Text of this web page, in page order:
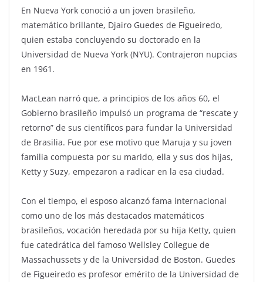
En Nueva York conoció a un joven brasileño,
matemático brillante, Djairo Guedes de Figueiredo,
quien estaba concluyendo su doctorado en la
Universidad de Nueva York (NYU). Contrajeron nupcias
en 1961.
MacLean narró que, a principios de los años 60, el
Gobierno brasileño impulsó un programa de “rescate y
retorno” de sus científicos para fundar la Universidad
de Brasilia. Fue por ese motivo que Maruja y su joven
familia compuesta por su marido, ella y sus dos hijas,
Ketty y Suzy, empezaron a radicar en la esa ciudad.
Con el tiempo, el esposo alcanzó fama internacional
como uno de los más destacados matemáticos
brasileños, vocación heredada por su hija Ketty, quien
fue catedrática del famoso Wellsley Collegue de
Massachussets y de la Universidad de Boston. Guedes
de Figueiredo es profesor emérito de la Universidad de